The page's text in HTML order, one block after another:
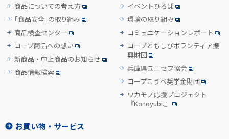
商品についての考え方
「食品安全」の取り組み
商品検査センター
コープ商品への想い
新商品・中止商品のお知らせ
商品情報検索
イベントひろば
環境の取り組み
コミュニケーションレポート
コープともしびボランティア振
興財団
兵庫県ユニセフ協会
コープこうべ奨学金財団
ワカモノ応援プロジェクト
『Konoyubi.』
お買い物・サービス